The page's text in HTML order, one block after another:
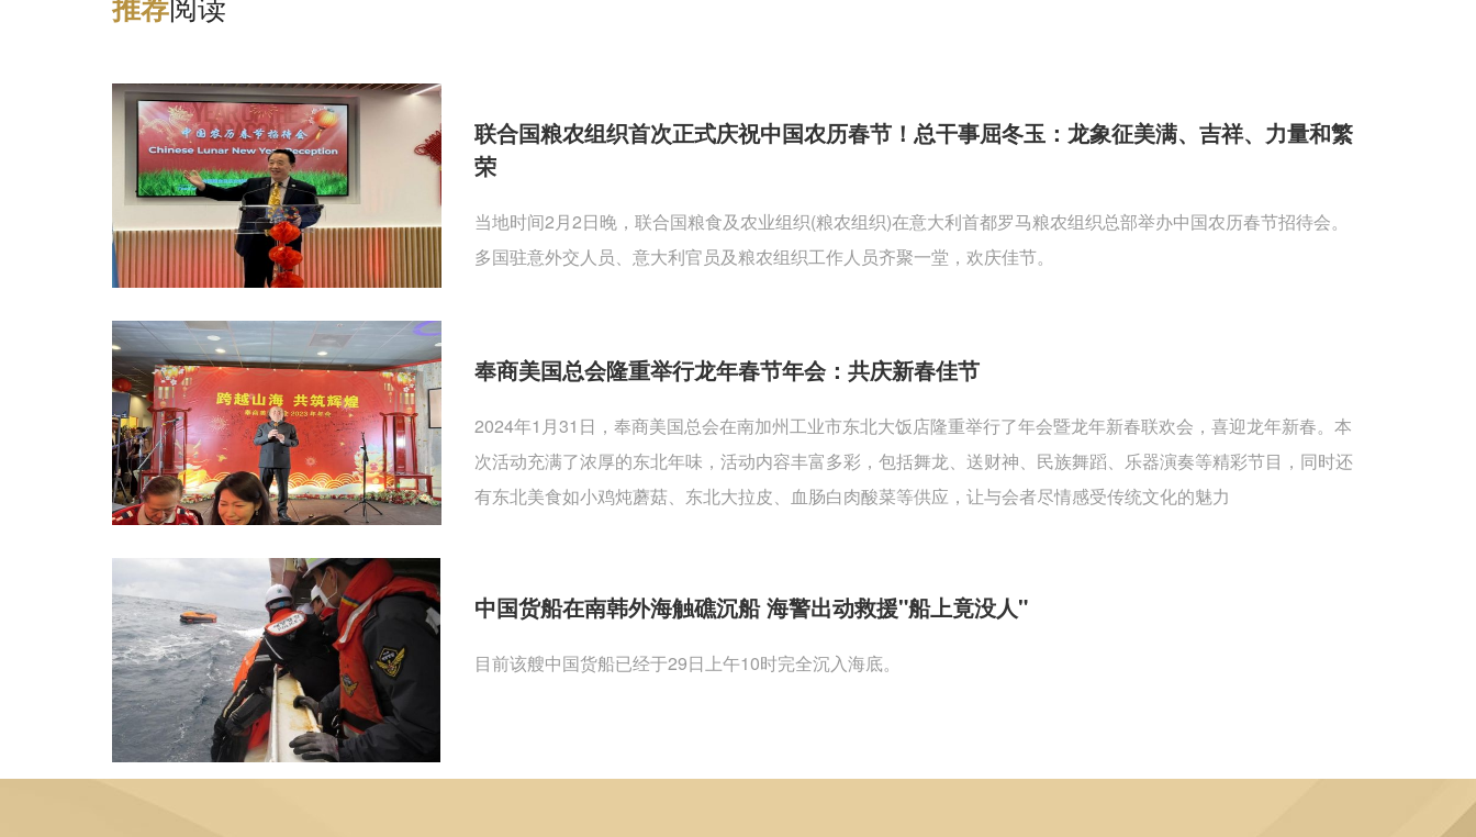
联合国粮农组织首次正式庆祝中国农历春节！总干事屈冬玉：龙象征美满、吉祥、力量和繁
荣
当地时间2月2日晚，联合国粮食及农业组织(粮农组织)在意大利首都罗马粮农组织总部举办中国农历春节招待会。
多国驻意外交人员、意大利官员及粮农组织工作人员齐聚一堂，欢庆佳节。
奉商美国总会隆重举行龙年春节年会：共庆新春佳节
2024年1月31日，奉商美国总会在南加州工业市东北大饭店隆重举行了年会暨龙年新春联欢会，喜迎龙年新春。本
次活动充满了浓厚的东北年味，活动内容丰富多彩，包括舞龙、送财神、民族舞蹈、乐器演奏等精彩节目，同时还
有东北美食如小鸡炖蘑菇、东北大拉皮、血肠白肉酸菜等供应，让与会者尽情感受传统文化的魅力
中国货船在南韩外海触礁沉船 海警出动救援"船上竟没人"
目前该艘中国货船已经于29日上午10时完全沉入海底。